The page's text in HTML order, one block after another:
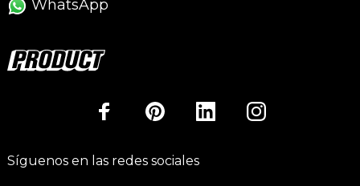
WhatsApp
Síguenos en las redes sociales